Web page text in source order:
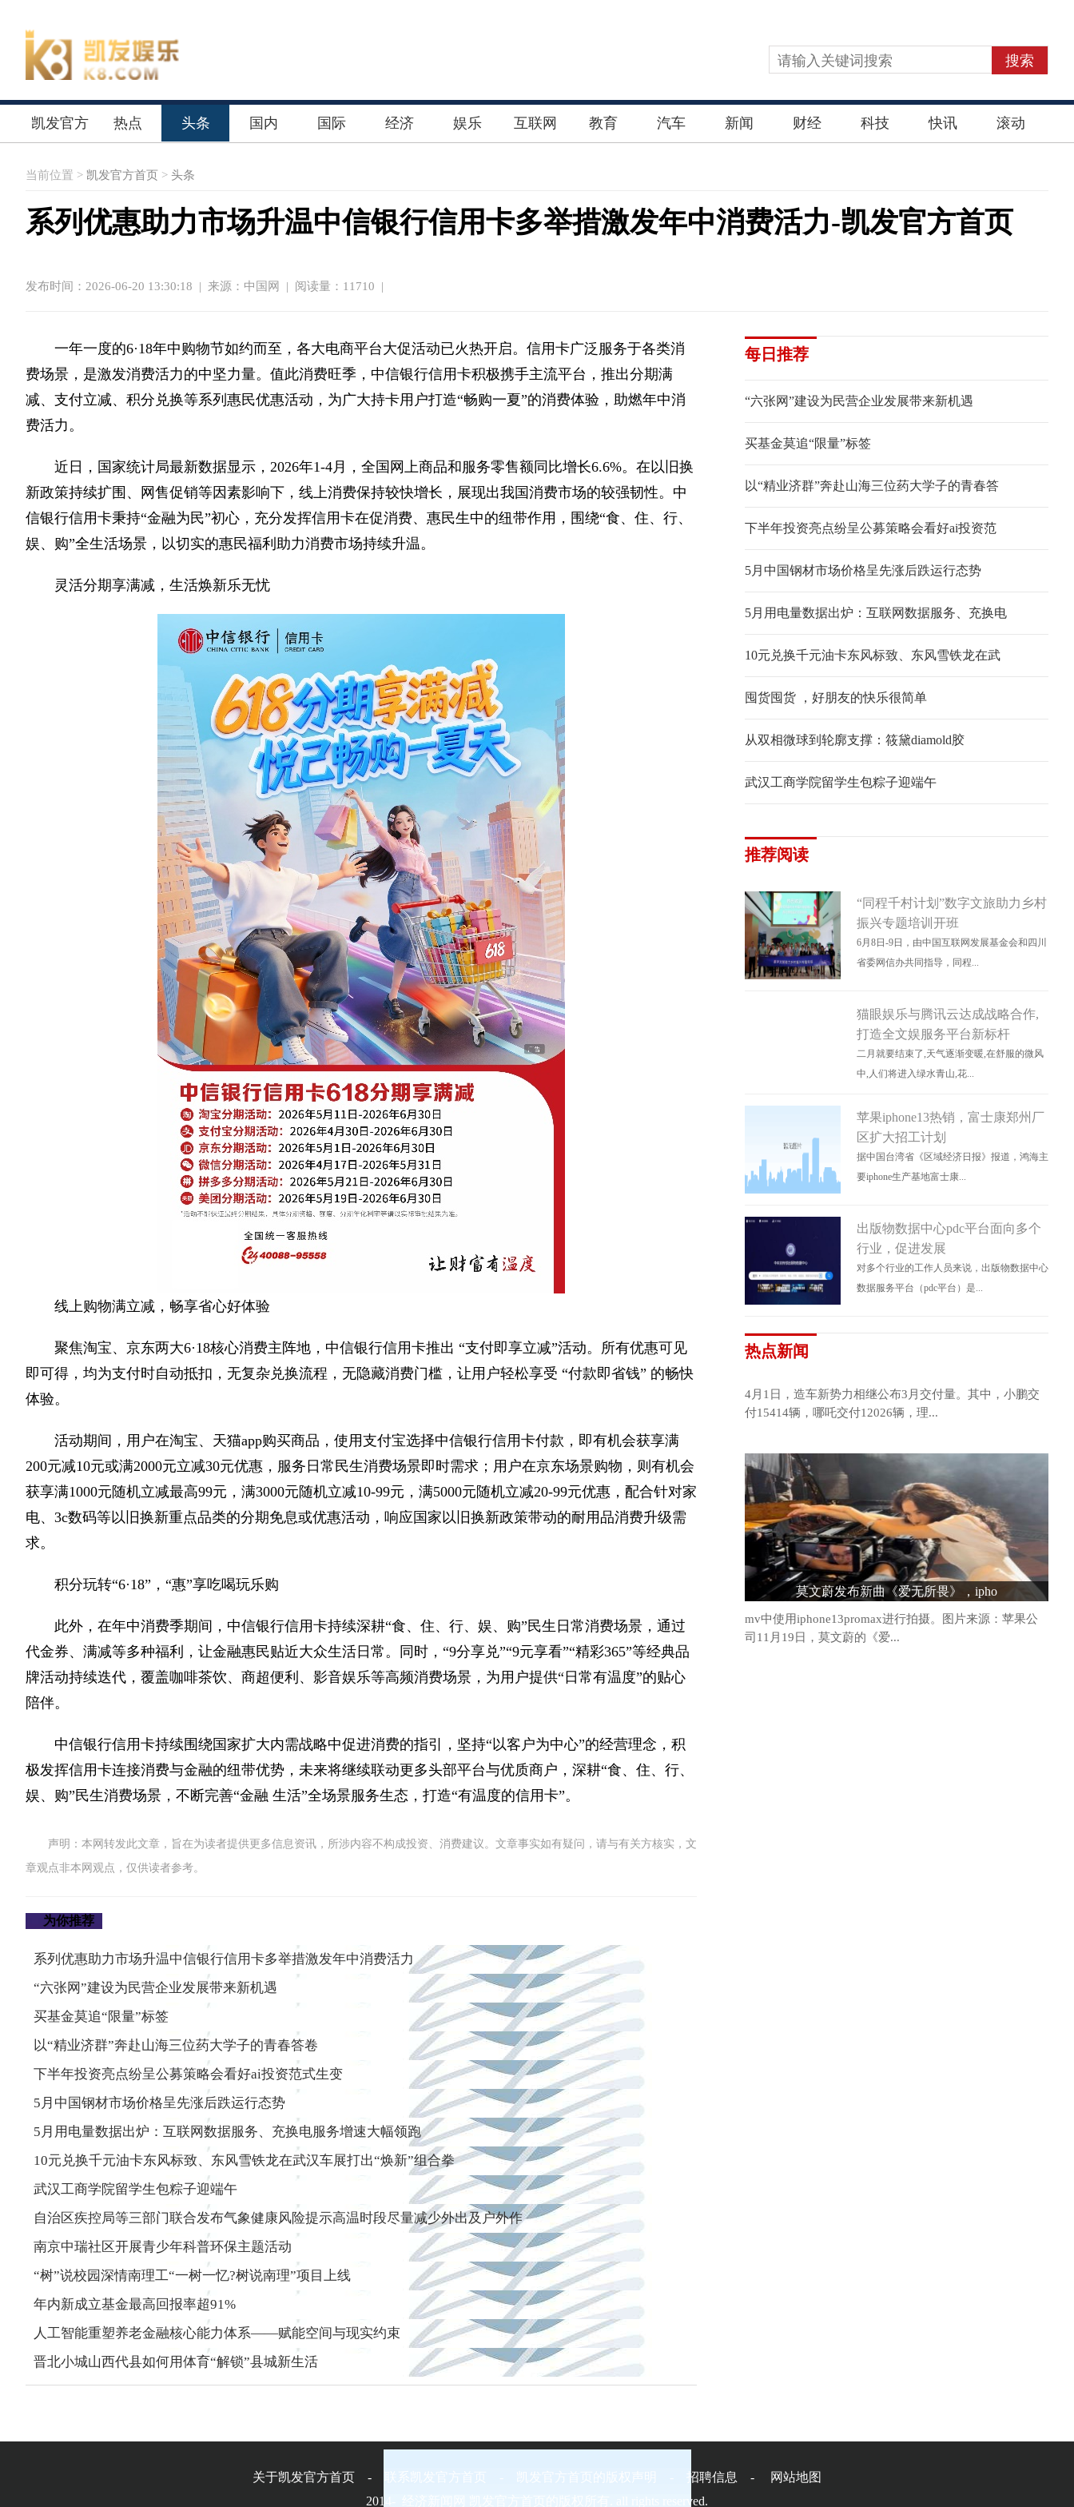
搜索
凯发官方 热点 头条 国内 国际 经济 娱乐 互联网 教育 汽车 新闻 财经 科技 快讯 滚动
当前位置 > 凯发官方首页 > 头条
系列优惠助力市场升温中信银行信用卡多举措激发年中消费活力-凯发官方首页
发布时间：2026-06-20 13:30:18 | 来源：中国网 | 阅读量：11710 |
一年一度的6·18年中购物节如约而至，各大电商平台大促活动已火热开启。信用卡广泛服务于各类消
费场景，是激发消费活力的中坚力量。值此消费旺季，中信银行信用卡积极携手主流平台，推出分期满
减、支付立减、积分兑换等系列惠民优惠活动，为广大持卡用户打造“畅购一夏”的消费体验，助燃年中消
费活力。
近日，国家统计局最新数据显示，2026年1-4月，全国网上商品和服务零售额同比增长6.6%。在以旧换
新政策持续扩围、网售促销等因素影响下，线上消费保持较快增长，展现出我国消费市场的较强韧性。中
信银行信用卡秉持“金融为民”初心，充分发挥信用卡在促消费、惠民生中的纽带作用，围绕“食、住、行、
娱、购”全生活场景，以切实的惠民福利助力消费市场持续升温。
灵活分期享满减，生活焕新乐无忧
线上购物满立减，畅享省心好体验
聚焦淘宝、京东两大6·18核心消费主阵地，中信银行信用卡推出 “支付即享立减”活动。所有优惠可见
即可得，均为支付时自动抵扣，无复杂兑换流程，无隐藏消费门槛，让用户轻松享受 “付款即省钱” 的畅快
体验。
活动期间，用户在淘宝、天猫app购买商品，使用支付宝选择中信银行信用卡付款，即有机会获享满
200元减10元或满2000元立减30元优惠，服务日常民生消费场景即时需求；用户在京东场景购物，则有机会
获享满1000元随机立减最高99元，满3000元随机立减10-99元，满5000元随机立减20-99元优惠，配合针对家
电、3c数码等以旧换新重点品类的分期免息或优惠活动，响应国家以旧换新政策带动的耐用品消费升级需
求。
积分玩转“6·18”，“惠”享吃喝玩乐购
此外，在年中消费季期间，中信银行信用卡持续深耕“食、住、行、娱、购”民生日常消费场景，通过
代金券、满减等多种福利，让金融惠民贴近大众生活日常。同时，“9分享兑”“9元享看”“精彩365”等经典品
牌活动持续迭代，覆盖咖啡茶饮、商超便利、影音娱乐等高频消费场景，为用户提供“日常有温度”的贴心
陪伴。
中信银行信用卡持续围绕国家扩大内需战略中促进消费的指引，坚持“以客户为中心”的经营理念，积
极发挥信用卡连接消费与金融的纽带优势，未来将继续联动更多头部平台与优质商户，深耕“食、住、行、
娱、购”民生消费场景，不断完善“金融 生活”全场景服务生态，打造“有温度的信用卡”。
声明：本网转发此文章，旨在为读者提供更多信息资讯，所涉内容不构成投资、消费建议。文章事实如有疑问，请与有关方核实，文
章观点非本网观点，仅供读者参考。
为你推荐
系列优惠助力市场升温中信银行信用卡多举措激发年中消费活力
“六张网”建设为民营企业发展带来新机遇
买基金莫追“限量”标签
以“精业济群”奔赴山海三位药大学子的青春答卷
下半年投资亮点纷呈公募策略会看好ai投资范式生变
5月中国钢材市场价格呈先涨后跌运行态势
5月用电量数据出炉：互联网数据服务、充换电服务增速大幅领跑
10元兑换千元油卡东风标致、东风雪铁龙在武汉车展打出“焕新”组合拳
武汉工商学院留学生包粽子迎端午
自治区疾控局等三部门联合发布气象健康风险提示高温时段尽量减少外出及户外作
南京中瑞社区开展青少年科普环保主题活动
“树”说校园深情南理工“一树一忆?树说南理”项目上线
年内新成立基金最高回报率超91%
人工智能重塑养老金融核心能力体系——赋能空间与现实约束
晋北小城山西代县如何用体育“解锁”县城新生活
每日推荐
“六张网”建设为民营企业发展带来新机遇
买基金莫追“限量”标签
以“精业济群”奔赴山海三位药大学子的青春答
下半年投资亮点纷呈公募策略会看好ai投资范
5月中国钢材市场价格呈先涨后跌运行态势
5月用电量数据出炉：互联网数据服务、充换电
10元兑换千元油卡东风标致、东风雪铁龙在武
囤货囤货 ，好朋友的快乐很简单
从双相微球到轮廓支撑：筱黛diamold胶
武汉工商学院留学生包粽子迎端午
推荐阅读
“同程千村计划”数字文旅助力乡村
振兴专题培训开班
6月8日-9日，由中国互联网发展基金会和四川
省委网信办共同指导，同程...
猫眼娱乐与腾讯云达成战略合作,
打造全文娱服务平台新标杆
二月就要结束了,天气逐渐变暖,在舒服的微风
中,人们将进入绿水青山,花...
苹果iphone13热销，富士康郑州厂
区扩大招工计划
据中国台湾省《区域经济日报》报道，鸿海主
要iphone生产基地富士康...
出版物数据中心pdc平台面向多个
行业，促进发展
对多个行业的工作人员来说，出版物数据中心
数据服务平台（pdc平台）是...
热点新闻
造车新势力格局生变：头部阵营松动，“
4月1日，造车新势力相继公布3月交付量。其中，小鹏交
付15414辆，哪吒交付12026辆，理...
莫文蔚发布新曲《爱无所畏》，ipho
mv中使用iphone13promax进行拍摄。图片来源：苹果公
司11月19日，莫文蔚的《爱...
关于凯发官方首页 - 联系凯发官方首页 - 凯发官方首页的版权声明 - 招聘信息 -
网站地图
2014-
凯发官方首页的版权所有. all rights reserved.